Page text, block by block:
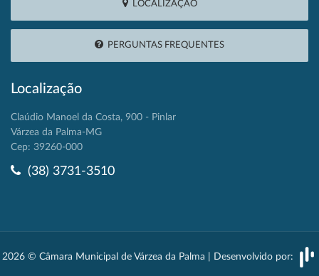
LOCALIZAÇÃO
PERGUNTAS FREQUENTES
Localização
Claúdio Manoel da Costa, 900 - Pinlar
Várzea da Palma-MG
Cep: 39260-000
(38) 3731-3510
2026 © Câmara Municipal de Várzea da Palma | Desenvolvido por: